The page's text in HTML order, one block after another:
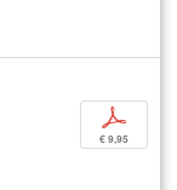
p
€ 9,95